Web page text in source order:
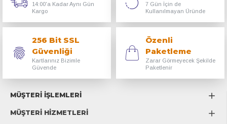
14:00'a Kadar Aynı Gün
Kargo
7 Gün İçin de
Kullanılmayan Üründe
256 Bit SSL
Güvenliği
Kartlarınız Bizimle
Güvende
Özenli
Paketleme
Zarar Görmeyecek Şekilde
Paketlenir
MÜŞTERİ İŞLEMLERİ
MÜŞTERİ HİZMETLERİ